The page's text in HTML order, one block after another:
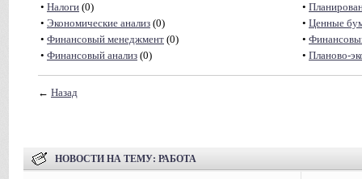
• Налоги (0) •
• Экономические анализ (0) • Ценные
• Финансовый менеджмент (0) •
• Финансовый анализ (0) • Планово-
← Назад
НОВОСТИ НА ТЕМУ: РАБОТА